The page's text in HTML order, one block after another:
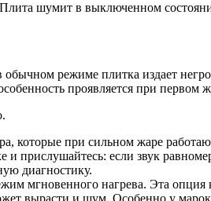
режиме плитка издает
проявляется при первом
которые при сильном жаре
прислушайтесь: если звук
диагностику.
мгновенного нагрева. Эта опция